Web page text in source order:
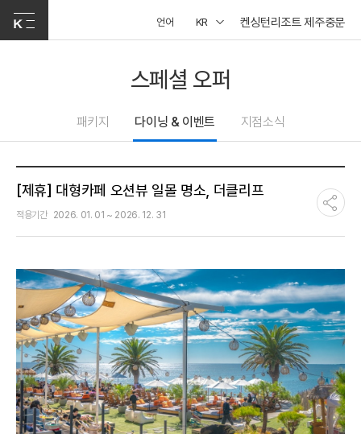
언어 KR 켄싱턴리조트 제주중문
스페셜 오퍼
패키지 다이닝 & 이벤트 지점소식
[제휴] 대형카페 오션뷰 일몰 명소, 더클리프
적용기간 2026. 01. 01 ~ 2026. 12. 31